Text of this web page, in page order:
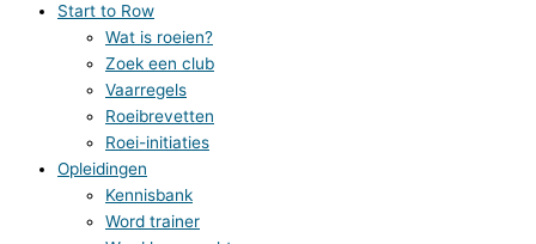
Start to Row
Wat is roeien?
Zoek een club
Vaarregels
Roeibrevetten
Roei-initiaties
Opleidingen
Kennisbank
Word trainer